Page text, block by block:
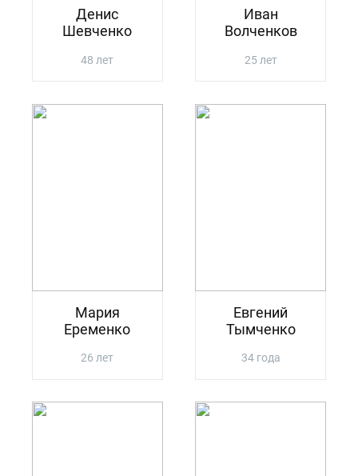
Денис
Шевченко
48 лет
Иван
Волченков
25 лет
Мария
Еременко
26 лет
Евгений
Тымченко
34 года